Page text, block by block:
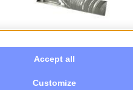
Creazione grafica brochure
Provincia di Monza e